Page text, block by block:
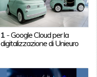
1 -Google Cloud per la
digitalizzazione di Unieuro